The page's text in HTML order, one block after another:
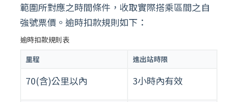
範圍所對應之時間條件，收取實際搭乘區間之自
強號票價。逾時扣款規則如下：
逾時扣款規則表
里程
進出站時限
70(含)公里以內 3小時內有效